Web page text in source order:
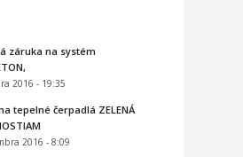
záruka na systém
2016 - 19:35
tepelné čerpadlá ZELENÁ
2016 - 8:09